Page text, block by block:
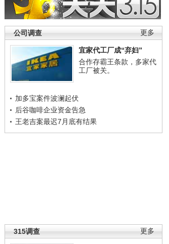
更多
公司调查
宜家代工厂成“弃妇”
合作存霸王条款，多家代
工厂被关。
加多宝案件波澜起伏
后谷咖啡企业资金告急
王老吉案最迟7月底有结果
更多
315调查